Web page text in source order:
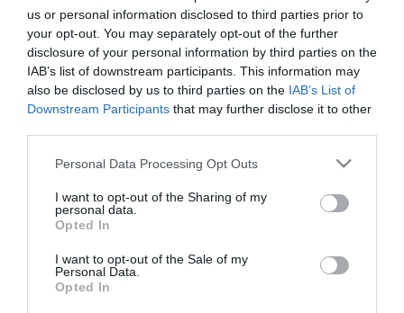
us or personal information disclosed to third parties prior to
your opt-out. You may separately opt-out of the further
disclosure of your personal information by third parties on the
IAB’s list of downstream participants. This information may
also be disclosed by us to third parties on the IAB’s List of
Downstream Participants that may further disclose it to other
Please note that this website/app uses one or more Google
not limited to your visit or usage behaviour. You may click to
grant or deny consent to Google and its third-party tags to
use your data for below specified purposes in below Google
consent section.
Personal Data Processing Opt Outs
I want to opt-out of the Sharing of my
personal data.
Opted In
I want to opt-out of the Sale of my
Personal Data.
Opted In
és a helyszínválasztás mögött
hajszálpontosan felépített gazdasági […]
Tovább